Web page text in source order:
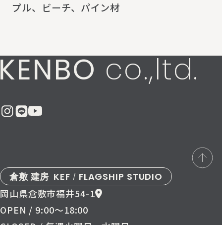
プル、ビーチ、パイン材
co.,ltd.
倉敷 建房 KEF / FLAGSHIP STUDIO
岡山県倉敷市福井54-1
OPEN / 9:00〜18:00